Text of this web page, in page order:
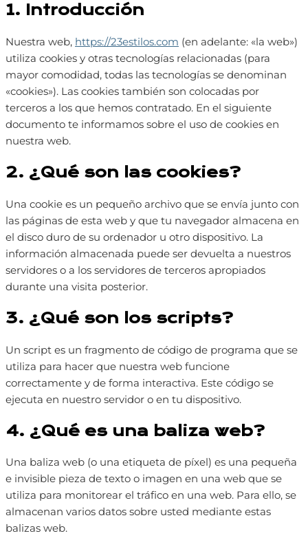
1. Introducción
Nuestra web, https://23estilos.com (en adelante: «la web»)
utiliza cookies y otras tecnologías relacionadas (para
mayor comodidad, todas las tecnologías se denominan
«cookies»). Las cookies también son colocadas por
terceros a los que hemos contratado. En el siguiente
documento te informamos sobre el uso de cookies en
nuestra web.
2. ¿Qué son las cookies?
Una cookie es un pequeño archivo que se envía junto con
las páginas de esta web y que tu navegador almacena en
el disco duro de su ordenador u otro dispositivo. La
información almacenada puede ser devuelta a nuestros
servidores o a los servidores de terceros apropiados
durante una visita posterior.
3. ¿Qué son los scripts?
Un script es un fragmento de código de programa que se
utiliza para hacer que nuestra web funcione
correctamente y de forma interactiva. Este código se
ejecuta en nuestro servidor o en tu dispositivo.
4. ¿Qué es una baliza web?
Una baliza web (o una etiqueta de píxel) es una pequeña
e invisible pieza de texto o imagen en una web que se
utiliza para monitorear el tráfico en una web. Para ello, se
almacenan varios datos sobre usted mediante estas
balizas web.